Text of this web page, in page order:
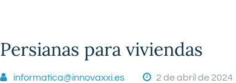
Persianas para viviendas
informatica@innovaxxi.es 2 de abril de 2024